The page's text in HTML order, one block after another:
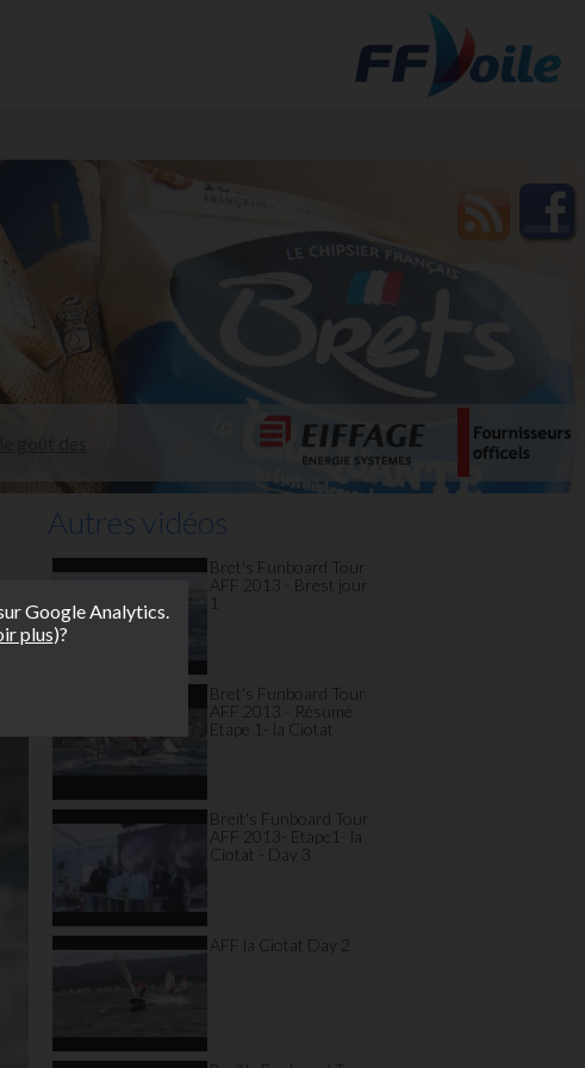
Autres vidéos
Bret's Funboard Tour
AFF 2013 - Brest jour
1
Bret's Funboard Tour
AFF 2013 - Résumé
Etape 1- la Ciotat
Breit's Funboard Tour
AFF 2013- Etape1- la
Ciotat - Day 3
AFF la Ciotat Day 2
Google Analytics.
plus)?